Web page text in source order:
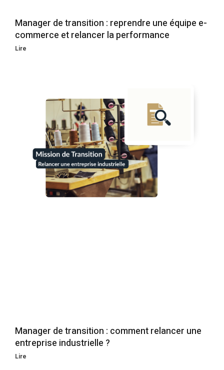
Manager de transition : reprendre une équipe e-
commerce et relancer la performance
Lire
Manager de transition : comment relancer une
entreprise industrielle ?
Lire